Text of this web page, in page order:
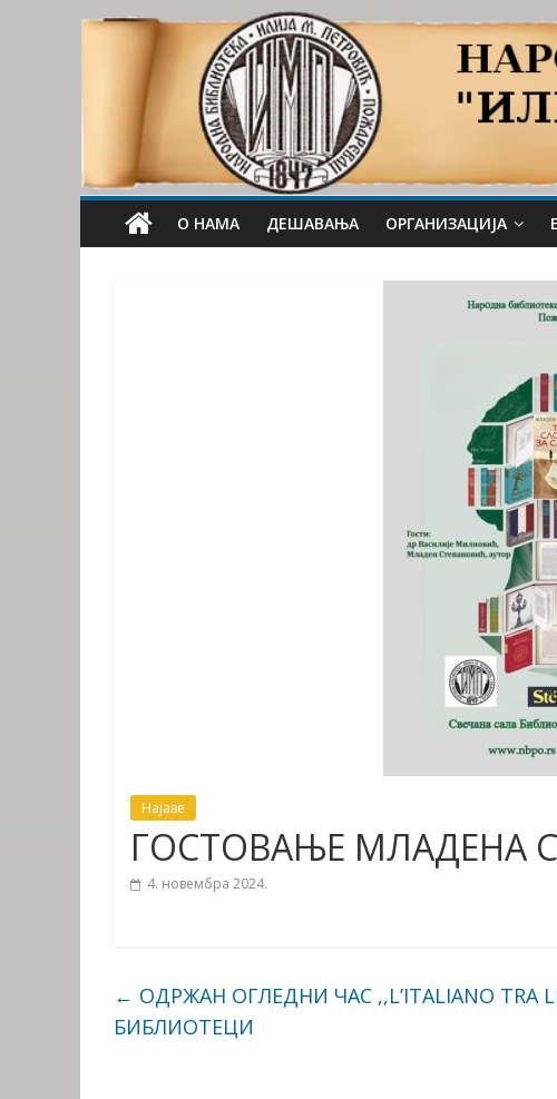
О НАМА ДЕШАВАЊА ОРГАНИЗАЦИЈА
Најаве
ГОСТОВАЊЕ МЛАДЕНА
4. новембра 2024.
← ОДРЖАН ОГЛЕДНИ ЧАС ,,L’ITALIANO
БИБЛИОТЕЦИ